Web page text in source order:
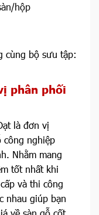
hộp
cùng bộ sưu tập:
phân phối
là đơn vị
công nghiệp
Nhằm mang
tốt nhất khi
và thi công
nhau giúp bạn